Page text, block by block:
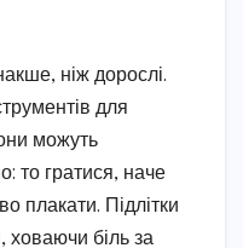
ніж дорослі.
для
можуть
то гратися, наче
плакати. Підлітки
ховаючи біль за